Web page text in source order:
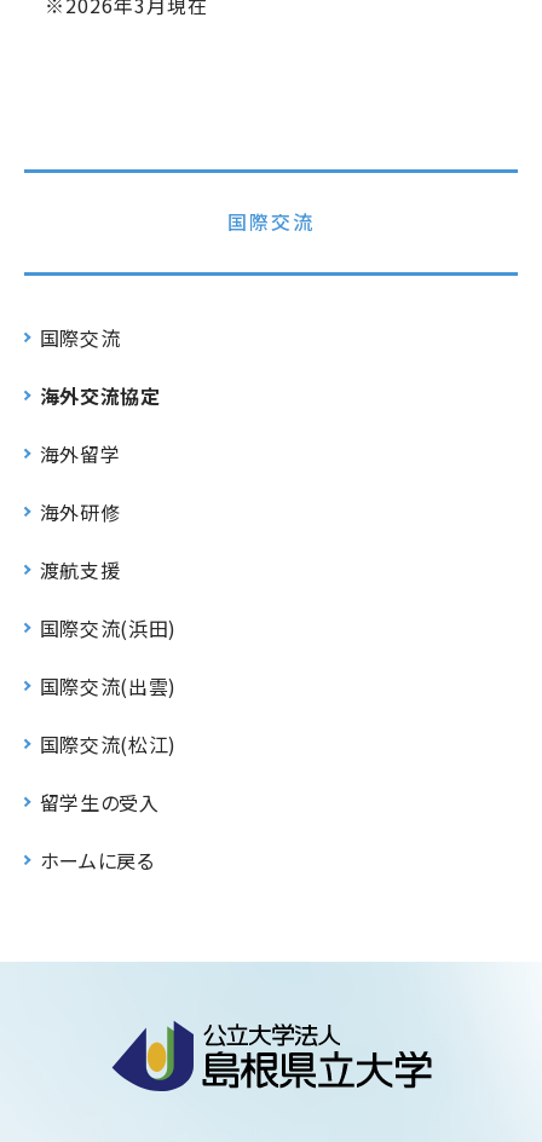
国際交流
国際交流
海外交流協定
海外留学
海外研修
渡航支援
国際交流(浜田)
国際交流(出雲)
国際交流(松江)
留学生の受入
ホームに戻る